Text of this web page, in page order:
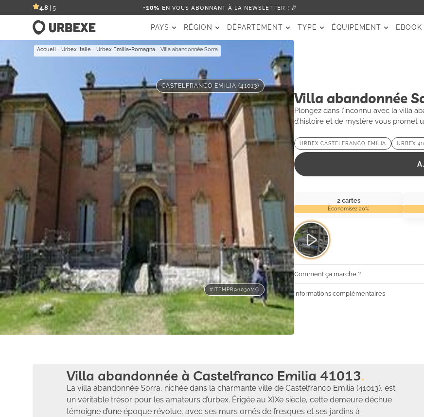
4,8 | 5 -10% EN VOUS ABONNANT À LA NEWSLETTER ! 🎉
PAYS RÉGION DÉPARTEMENT TYPE ÉQUIPEMENT EBOOK
Accueil -Urbex Italie -Urbex Emilia-Romagna -Villa abandonnée Sorra
CASTELFRANCO EMILIA (41013)
#ITEMPR96030MC
Villa abandonnée
Plongez dans l’inconnu avec la villa
d’histoire et de mystère vous promet
URBEX CASTELFRANCO EMILIA URBEX
2 cartes
Économisez 20%
Comment ça marche ?
Informations complémentaires
Villa abandonnée à Castelfranco Emilia 41013
La villa abandonnée Sorra, nichée dans la charmante ville de Castelfranco Emilia (41013), est
un véritable trésor pour les amateurs d’urbex. Érigée au XIXe siècle, cette demeure déchue
témoigne d’une époque révolue, avec ses murs ornés de fresques et ses jardins à